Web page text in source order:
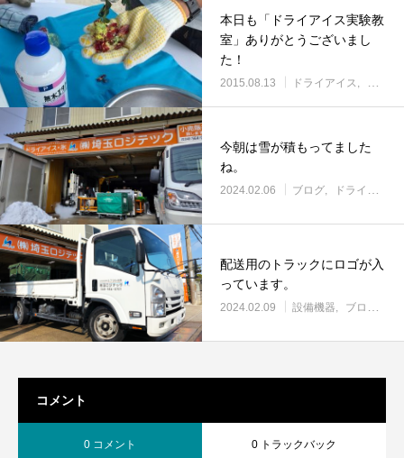
本日も「ドライアイス実験教
室」ありがとうございまし
た！
2015.08.13 ドライアイス
今朝は雪が積もってました
ね。
2024.02.06 ブログ ドライアイス
配送用のトラックにロゴが入
っています。
2024.02.09 設備機器 ブログ
コメント
0 コメント 0 トラックバック